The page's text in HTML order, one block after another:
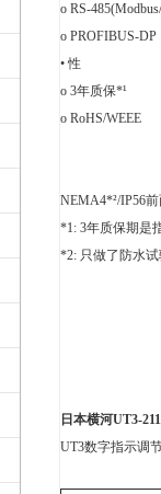
o RS-
o PROFIBUS-DP
• 性
o 3年质保*¹
o RoHS/WEEE
NEMA4*²/IP56
*1: 3年质保期是
*2: 只做了防水
日本横河UT3-
UT3数字指示调